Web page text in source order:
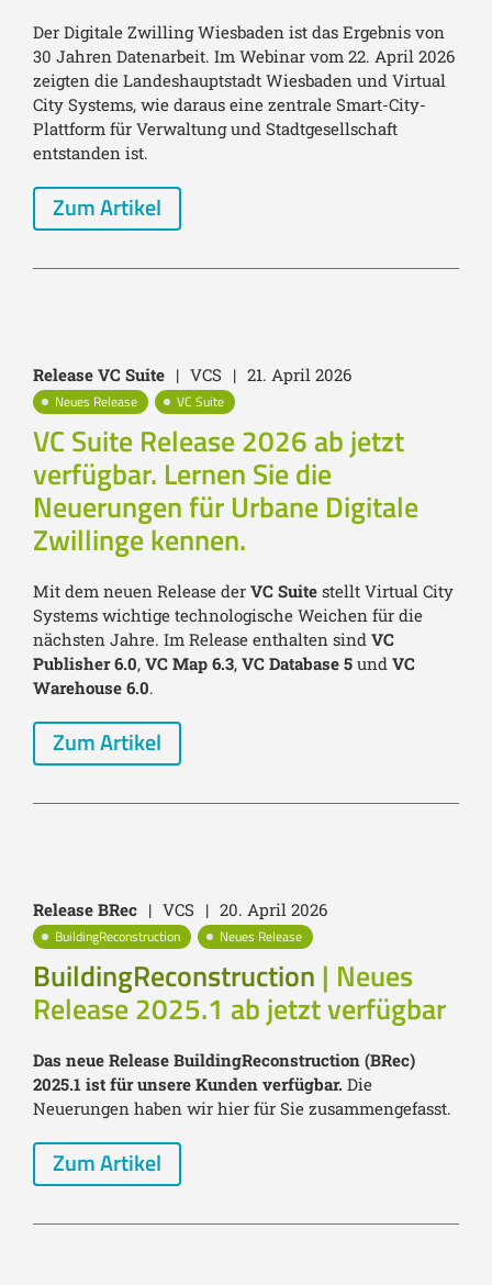
Der Digitale Zwilling Wiesbaden ist das Ergebnis von
30 Jahren Datenarbeit. Im Webinar vom 22. April 2026
zeigten die Landeshauptstadt Wiesbaden und Virtual
City Systems, wie daraus eine zentrale Smart-City-
Plattform für Verwaltung und Stadtgesellschaft
entstanden ist.
Zum Artikel
Release VC Suite | VCS | 21. April 2026
Neues Release VC Suite
VC Suite Release 2026 ab jetzt
verfügbar. Lernen Sie die
Neuerungen für Urbane Digitale
Zwillinge kennen.
Mit dem neuen Release der VC Suite stellt Virtual City
Systems wichtige technologische Weichen für die
nächsten Jahre. Im Release enthalten sind VC
Publisher 6.0, VC Map 6.3, VC Database 5 und VC
Warehouse 6.0.
Zum Artikel
Release BRec | VCS | 20. April 2026
BuildingReconstruction Neues Release
BuildingReconstruction | Neues
Release 2025.1 ab jetzt verfügbar
Das neue Release BuildingReconstruction (BRec)
2025.1 ist für unsere Kunden verfügbar. Die
Neuerungen haben wir hier für Sie zusammengefasst.
Zum Artikel